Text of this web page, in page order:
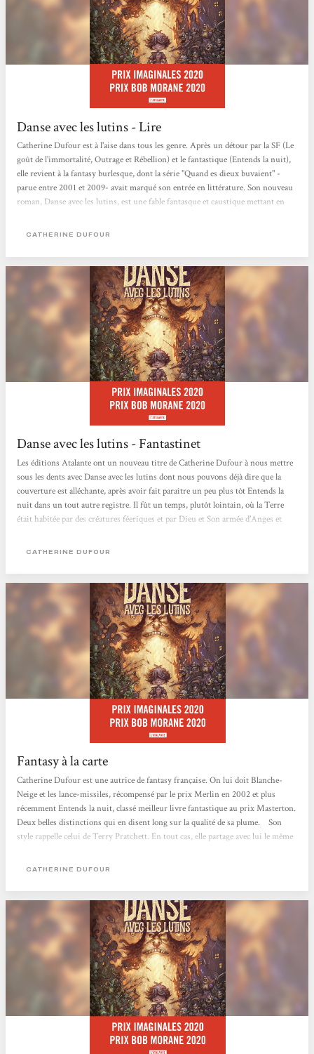
Danse avec les lutins - Lire
Catherine Dufour est à l'aise dans tous les genre. Après un détour par la SF (Le
goût de l'immortalité, Outrage et Rébellion) et le fantastique (Entends la nuit),
elle revient à la fantasy burlesque, dont la série "Quand es dieux buvaient" -
parue entre 2001 et 2009- avait marqué son entrée en littérature. Son nouveau
roman, Danse avec les lutins, est une fable fantasque et caustique mettant en
Dans l'immense cité de Scrougne, face à "la paix [qui] menace", banquiers et
CATHERINE DUFOUR
Danse avec les lutins - Fantastinet
Les éditions Atalante ont un nouveau titre de Catherine Dufour à nous mettre
sous les dents avec Danse avec les lutins dont nous pouvons déjà dire que la
couverture est alléchante, après avoir fait paraître un peu plus tôt Entends la
nuit dans un tout autre registre. Il fût un temps, plutôt lointain, où la Terre
était habitée par des créatures féeriques et par Dieu et Son armée d’Anges et
Terre se vida donc d’une grande partie des créatures magiques et de toute...
CATHERINE DUFOUR
Fantasy à la carte
Catherine Dufour est une autrice de fantasy française. On lui doit Blanche-
Neige et les lance-missiles, récompensé par le prix Merlin en 2002 et plus
récemment Entends la nuit, classé meilleur livre fantastique au prix Masterton.
Deux belles distinctions qui en disent long sur la qualité de sa plume. Son
style rappelle celui de Terry Pratchett. En tout cas, elle partage avec lui le même
vient de paraître aux éditions L'Atalante. Elle y juxtapose de nombreuses
CATHERINE DUFOUR